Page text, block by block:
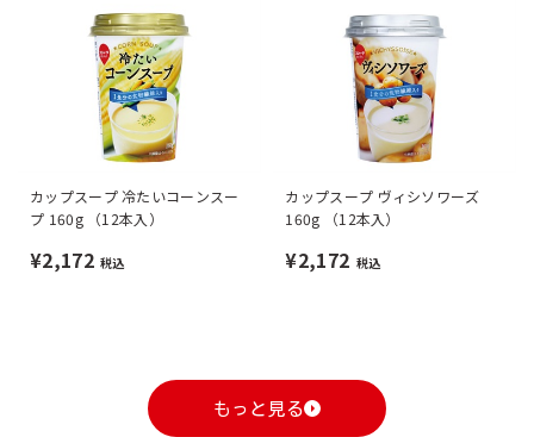
カップスープ 冷たいコーンスー
プ 160g （12本入）
¥2,172 税込
カップスープ ヴィシソワーズ
160g （12本入）
¥2,172 税込
もっと見る